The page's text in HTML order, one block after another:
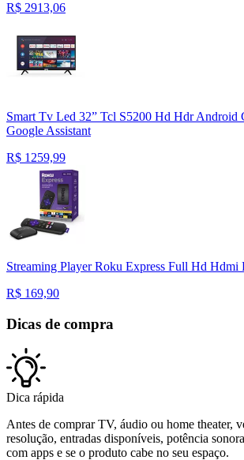
R$ 2913,06
Smart Tv Led 32” Tcl S5200 Hd Hdr Android
Google Assistant
R$ 1259,99
Streaming Player Roku Express Full Hd Hdmi
R$ 169,90
Dicas de compra
Dica rápida
Antes de comprar TV, áudio ou home theater,
resolução, entradas disponíveis, potência
com apps e se o produto cabe no seu espaço.